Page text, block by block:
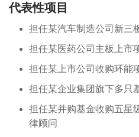
代表性项目
担任某汽车制造公司新三
担任某医药公司主板上市
担任某上市公司收购环能
担任某企业集团旗下多只
担任某并购基金收购五星
律顾问